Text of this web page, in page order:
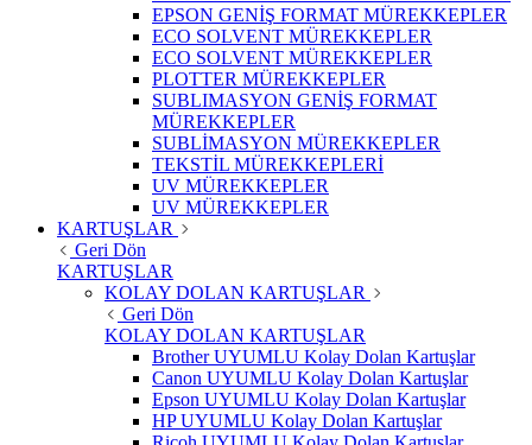
EPSON GENİŞ FORMAT MÜREKKEPLER
ECO SOLVENT MÜREKKEPLER
ECO SOLVENT MÜREKKEPLER
PLOTTER MÜREKKEPLER
SUBLIMASYON GENİŞ FORMAT
MÜREKKEPLER
SUBLİMASYON MÜREKKEPLER
TEKSTİL MÜREKKEPLERİ
UV MÜREKKEPLER
UV MÜREKKEPLER
KARTUŞLAR
Geri Dön
KARTUŞLAR
KOLAY DOLAN KARTUŞLAR
Geri Dön
KOLAY DOLAN KARTUŞLAR
Brother UYUMLU Kolay Dolan Kartuşlar
Canon UYUMLU Kolay Dolan Kartuşlar
Epson UYUMLU Kolay Dolan Kartuşlar
HP UYUMLU Kolay Dolan Kartuşlar